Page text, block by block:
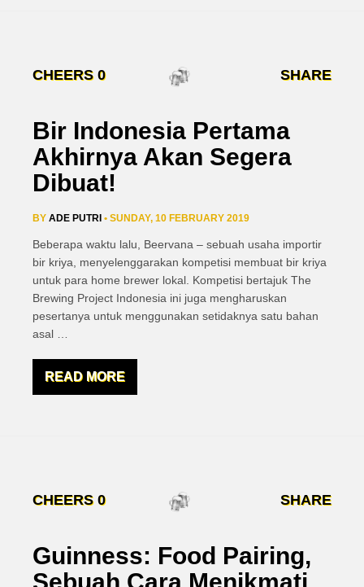
CHEERS 0 SHARE
Bir Indonesia Pertama
Akhirnya Akan Segera
Dibuat!
BY ADE PUTRI • SUNDAY, 10 FEBRUARY 2019
Beberapa waktu lalu, Beervana – sebuah usaha importir
bir kriya, menyelenggarakan kompetisi membuat bir kriya
untuk para home brewer lokal. Kompetisi bertajuk The
Brewing Project Indonesia ini juga mengharuskan
pesertanya untuk menggunakan setidaknya satu bahan
asal
READ MORE
CHEERS 0 SHARE
Guinness: Food Pairing,